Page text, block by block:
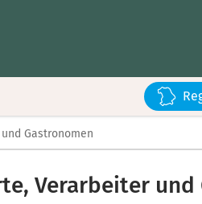
Gastronomen
Verarbeiter